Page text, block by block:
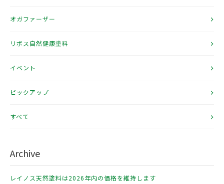
オガファーザー
リボス自然健康塗料
イベント
ピックアップ
すべて
Archive
レイノス天然塗料は2026年内の価格を維持します